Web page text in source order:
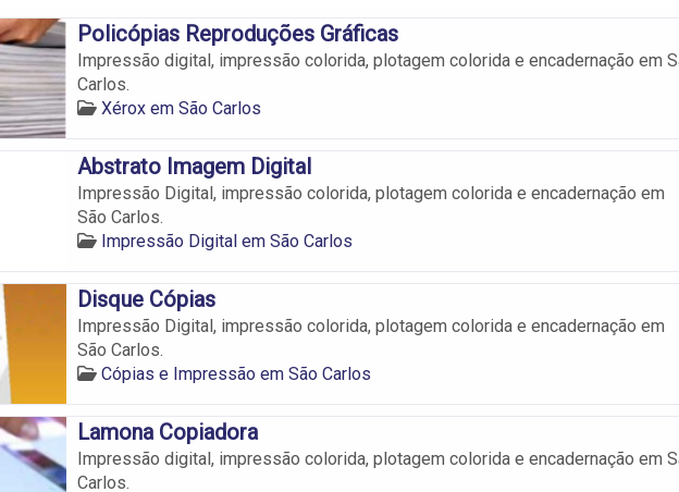
Policópias Reproduções Gráficas
Impressão digital, impressão colorida, plotagem colorida e encadernação em
Carlos.
Xérox em São Carlos
Abstrato Imagem Digital
Impressão Digital, impressão colorida, plotagem colorida e encadernação em
São Carlos.
Impressão Digital em São Carlos
Disque Cópias
Impressão Digital, impressão colorida, plotagem colorida e encadernação em
São Carlos.
Cópias e Impressão em São Carlos
Lamona Copiadora
Impressão digital, impressão colorida, plotagem colorida e encadernação em
Carlos.